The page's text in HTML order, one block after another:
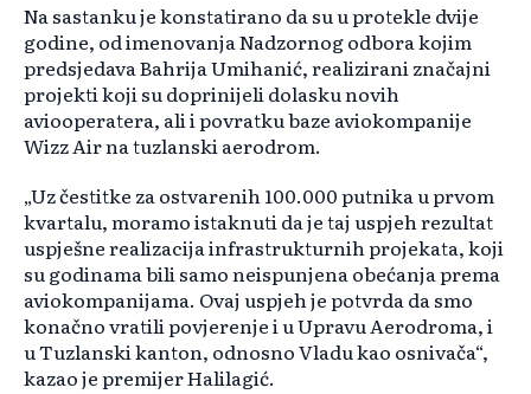
Na sastanku je konstatirano da su u protekle dvije
godine, od imenovanja Nadzornog odbora kojim
predsjedava Bahrija Umihanić, realizirani značajni
projekti koji su doprinijeli dolasku novih
aviooperatera, ali i povratku baze aviokompanije
Wizz Air na tuzlanski aerodrom.
„Uz čestitke za ostvarenih 100.000 putnika u prvom
kvartalu, moramo istaknuti da je taj uspjeh rezultat
uspješne realizacija infrastrukturnih projekata, koji
su godinama bili samo neispunjena obećanja prema
aviokompanijama. Ovaj uspjeh je potvrda da smo
konačno vratili povjerenje i u Upravu Aerodroma, i
u Tuzlanski kanton, odnosno Vladu kao osnivača“,
kazao je premijer Halilagić.